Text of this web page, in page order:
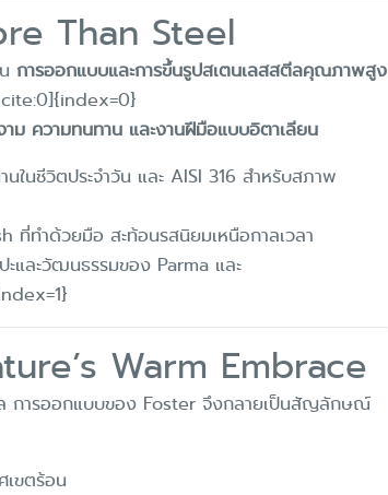
Than Steel
การออกแบบและการขึ้นรูปสเตนเลสสตีลคุณภาพสูง
าม ความทนทาน และงานฝีมือแบบอิตาเลียน
ในชีวิตประจำวัน และ AISI 316 สำหรับสภาพ
ที่ทำด้วยมือ สะท้อนรสนิยมเหนือกาลเวลา
ะและวัฒนธรรมของ Parma และ
Warm Embrace
ล การออกแบบของ Foster จึงกลายเป็นสัญลักษณ์
เขตร้อน